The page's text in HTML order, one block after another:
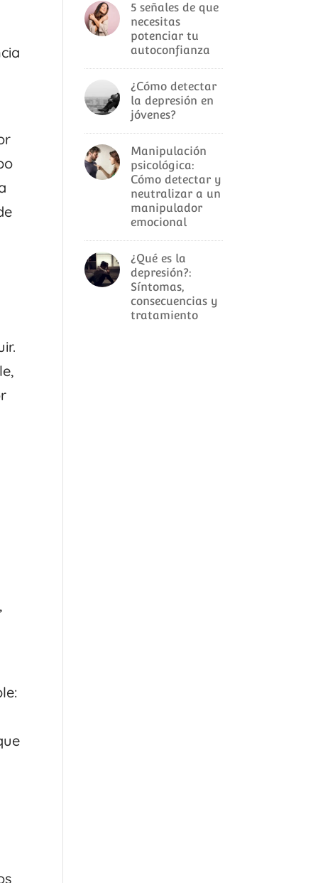
5 señales de que
necesitas
potenciar tu
autoconfianza
¿Cómo detectar
la depresión en
jóvenes?
Manipulación
psicológica:
Cómo detectar y
neutralizar a un
manipulador
emocional
¿Qué es la
depresión?:
Síntomas,
consecuencias y
tratamiento